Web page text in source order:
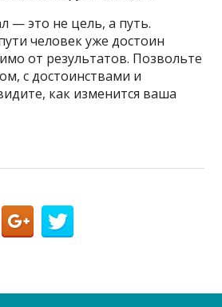
— это не цель, а путь.
человек уже достоин
от результатов. Позвольте
с достоинствами и
как изменится ваша